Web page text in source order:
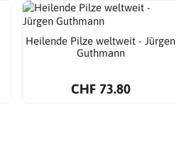
Heilende Pilze weltweit - Jürgen
Guthmann
CHF 73.80